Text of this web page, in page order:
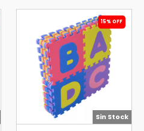
15% OFF
Sin Stock